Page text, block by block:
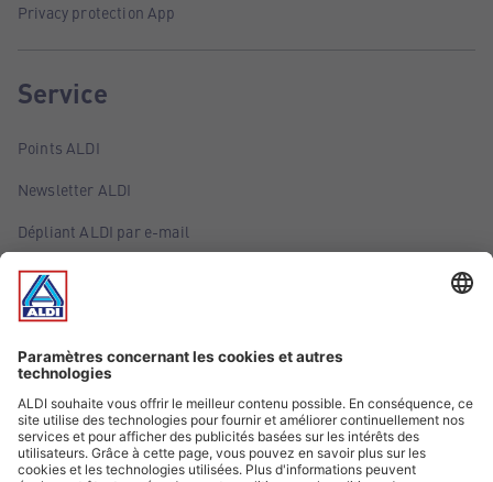
Privacy protection App
Service
Points ALDI
Newsletter ALDI
Dépliant ALDI par e-mail
Offres
Infos essentielles
Suivez ALDI Belgique